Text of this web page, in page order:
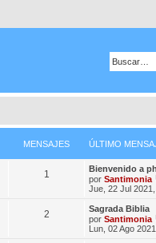
MENSAJES ÚLTIMO
1
Bienvenido a
por Santimonia
Jue, 22 Jul
2
Sagrada Biblia
por Santimonia
Lun, 02 Ago